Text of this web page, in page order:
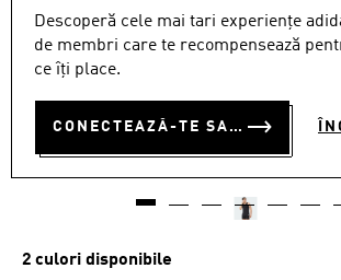
Descoperă cele mai tari experiențe
de membri care te recompensează
ce îți place.
CONECTEAZĂ-TE SAU ÎNSCRIE-TE ACUM
2-pack
SET DE 2 MAIOURI
FLEX DIN BUMBAC
2 culori disponibile